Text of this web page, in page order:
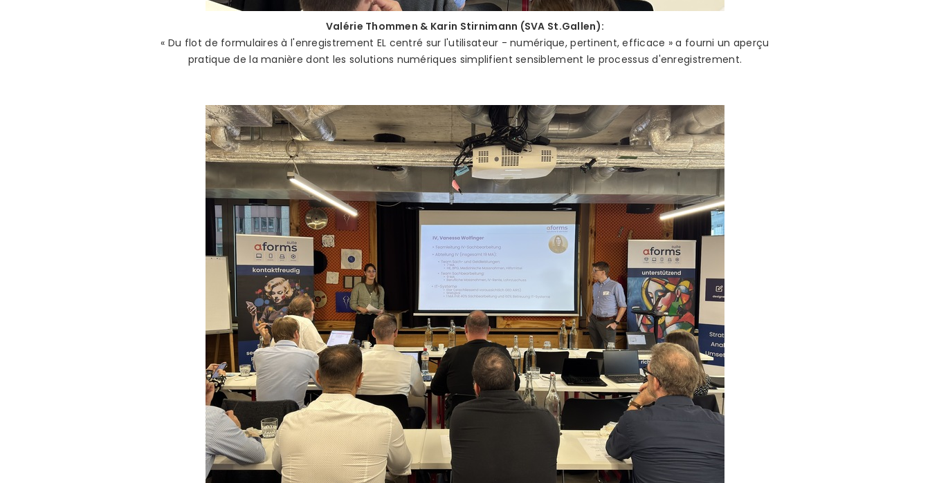
Valérie Thommen & Karin Stirnimann (SVA St.Gallen):
« Du flot de formulaires à l'enregistrement EL centré sur l'utilisateur - numérique, pertinent, efficace » a fourni un aperçu
pratique de la manière dont les solutions numériques simplifient sensiblement le processus d'enregistrement.